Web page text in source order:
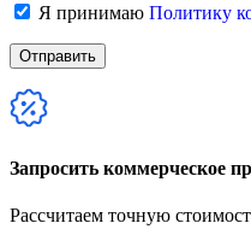
Я принимаю Политику
Запросить коммерческое
Рассчитаем точную